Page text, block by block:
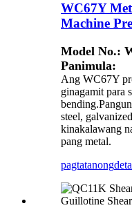
WC67Y
Machine
Model No.:
Panimula:
Ang WC67Y
ginagamit para
steel,
kinakalawang
pang metal.
pagtatanong